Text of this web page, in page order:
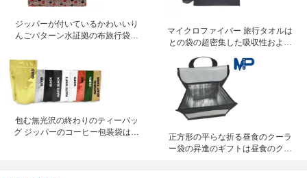
ジッパーが付いているかわいいり
んごパターン水証拠の布旅行袋旅
マイクロファイバー 旅行タオルは
との袋の超密集した吸収性および
速い乾燥を運びます
包む無光沢の終わりのティーバッ
グ ジッパーのコーヒー包装袋は立
正方形の平らな折る昼食のクーラ
ー袋の昇進のギフトは昼食のクー